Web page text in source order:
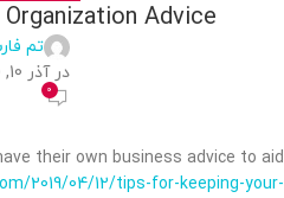
Advice
تم
در آذر 10, 1400
0
their own business advice to aid
2019/04/12/tips-for-keeping-your-